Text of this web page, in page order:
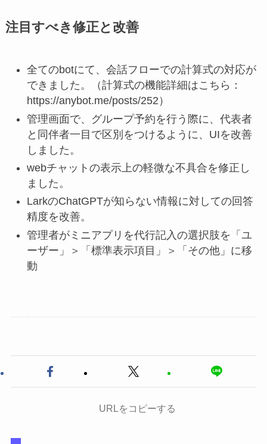
注目すべき修正と改善
全てのbotにて、会話フローでの計算式の対応が
できました。（計算式の機能詳細はこちら：
https://anybot.me/posts/252）
管理画面で、グループ予約を行う際に、代表者
と同伴者一目で区別をつけるように、UIを改善
しました。
webチャットの表示上の軽微な不具合を修正し
ました。
LarkのChatGPTが知らない情報に対しての回答
精度を改善。
管理者がミニアプリを代行記入の選択肢を「ユ
ーザー」＞「標準表示項目」＞「その他」に移
動
URLをコピーする